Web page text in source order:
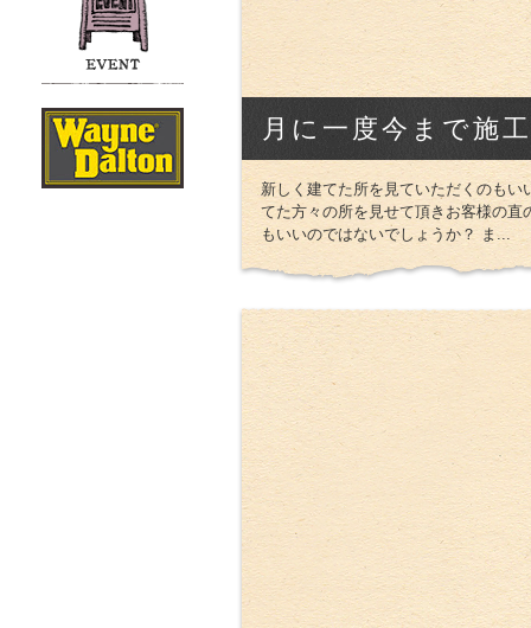
月に一度今まで施
新しく建てた所を見ていただくのもい
てた方々の所を見せて頂きお客様の直
もいいのではないでしょうか？ ま...